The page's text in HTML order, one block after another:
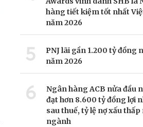
hàng tiết kiệm tốt nhất
năm 2026
5
PNJ lãi gần 1.200 tỷ đồng
năm 2026
6
Ngân hàng ACB nửa đầu
đạt hơn 8.600 tỷ đồng lợi
sau thuế, tỷ lệ nợ xấu thấp
ngành